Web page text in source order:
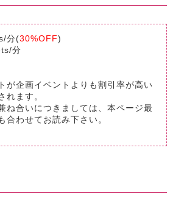
分(30%OFF)
分
が企画イベントよりも割引率が高い
れます。
ね合いにつきましては、本ページ最
合わせてお読み下さい。